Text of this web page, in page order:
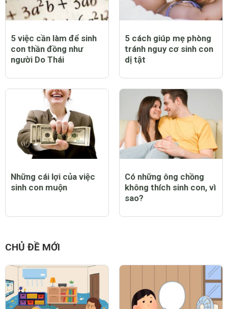
5 việc cần làm để sinh
con thần đồng như
người Do Thái
5 cách giúp mẹ phòng
tránh nguy cơ sinh con
dị tật
Những cái lợi của việc
sinh con muộn
Có những ông chồng
không thích sinh con, vì
sao?
CHỦ ĐỀ MỚI